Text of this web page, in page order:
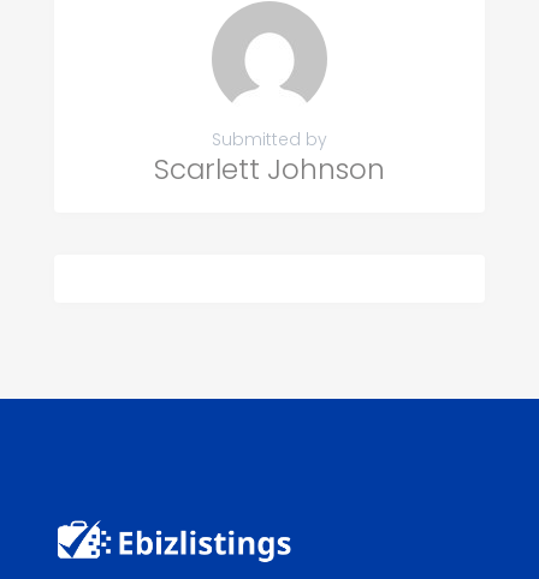
Submitted by
Scarlett Johnson